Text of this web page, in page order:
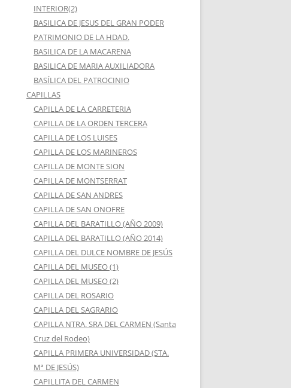
INTERIOR(2)
BASILICA DE JESUS DEL GRAN PODER
PATRIMONIO DE LA HDAD.
BASILICA DE LA MACARENA
BASILICA DE MARIA AUXILIADORA
BASÍLICA DEL PATROCINIO
CAPILLAS
CAPILLA DE LA CARRETERIA
CAPILLA DE LA ORDEN TERCERA
CAPILLA DE LOS LUISES
CAPILLA DE LOS MARINEROS
CAPILLA DE MONTE SION
CAPILLA DE MONTSERRAT
CAPILLA DE SAN ANDRES
CAPILLA DE SAN ONOFRE
CAPILLA DEL BARATILLO (AÑO 2009)
CAPILLA DEL BARATILLO (AÑO 2014)
CAPILLA DEL DULCE NOMBRE DE JESÚS
CAPILLA DEL MUSEO (1)
CAPILLA DEL MUSEO (2)
CAPILLA DEL ROSARIO
CAPILLA DEL SAGRARIO
CAPILLA NTRA. SRA DEL CARMEN (Santa
Cruz del Rodeo)
CAPILLA PRIMERA UNIVERSIDAD (STA.
Mª DE JESÚS)
CAPILLITA DEL CARMEN